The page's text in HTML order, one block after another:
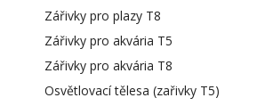
Zářivky pro plazy T8
Zářivky pro akvária T5
Zářivky pro akvária T8
Osvětlovací tělesa (zařivky T5)